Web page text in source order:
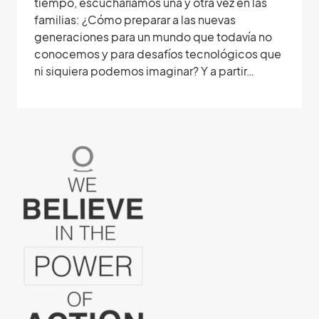
familias: ¿Cómo preparar a las nuevas
generaciones para un mundo que todavía no
conocemos y para desafíos tecnológicos que
ni siquiera podemos imaginar? Y a partir…